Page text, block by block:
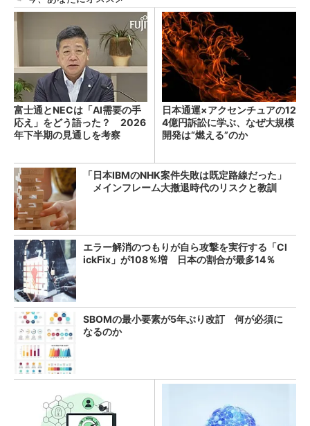
富士通とNECは「AI需要の手
応え」をどう語った？ 2026
年下半期の見通しを考察
日本通運×アクセンチュアの12
4億円訴訟に学ぶ、なぜ大規模
開発は“燃える”のか
「日本IBMのNHK案件失敗は既定路線だった」
メインフレーム大撤退時代のリスクと教訓
エラー解消のつもりが自ら攻撃を実行する「Cl
ickFix」が108％増 日本の割合が最多14％
SBOMの最小要素が5年ぶり改訂 何が必須に
なるのか